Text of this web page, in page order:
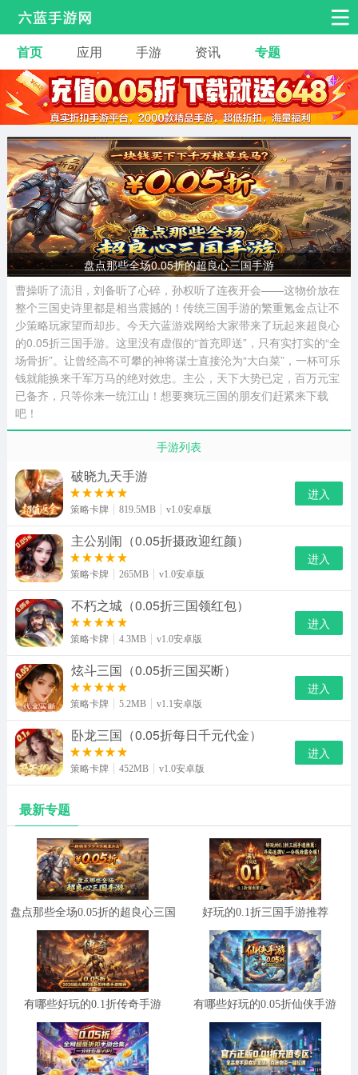
安卓手游 安卓应用
热门手游 角色扮演 益智休闲
动作射击 赛车飞行 策略卡牌
冒险解谜 经营养成 音乐舞蹈
体育竞技 桌游棋牌 手游工具
首页 应用 手游 资讯 专题
盘点那些全场0.05折的超良心三国手游
曹操听了流泪，刘备听了心碎，孙权听了连夜开会——这物价放在
整个三国史诗里都是相当震撼的！传统三国手游的繁重氪金点让不
少策略玩家望而却步。今天六蓝游戏网给大家带来了玩起来超良心
的0.05折三国手游。这里没有虚假的“首充即送”，只有实打实的“全
场骨折”。让曾经高不可攀的神将谋士直接沦为“大白菜”，一杯可乐
钱就能换来千军万马的绝对效忠。主公，天下大势已定，百万元宝
已备齐，只等你来一统江山！想要爽玩三国的朋友们赶紧来下载
吧！
手游列表
破晓九天手游
策略卡牌 819.5MB v1.0安卓版
进入
主公别闹（0.05折摄政迎红颜）
策略卡牌 265MB v1.0安卓版
进入
不朽之城（0.05折三国领红包）
策略卡牌 4.3MB v1.0安卓版
进入
炫斗三国（0.05折三国买断）
策略卡牌 5.2MB v1.1安卓版
进入
卧龙三国（0.05折每日千元代金）
策略卡牌 452MB v1.0安卓版
进入
最新专题
盘点那些全场0.05折的超良心三国
手游
好玩的0.1折三国手游推荐
有哪些好玩的0.1折传奇手游 有哪些好玩的0.05折仙侠手游